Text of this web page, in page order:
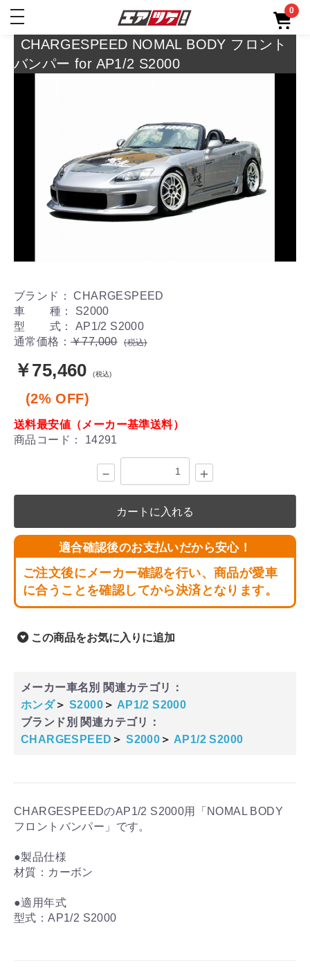
toggle
0
CHARGESPEED NOMAL BODY フロント
バンパー for AP1/2 S2000
ブランド： CHARGESPEED
車 種： S2000
型 式： AP1/2 S2000
通常価格： ￥77,000 (税込)
￥75,460 (税込)
(2% OFF)
送料最安値（メーカー基準送料）
商品コード： 14291
－ ＋
カートに入れる
適合確認後のお支払いだから安心！
ご注文後にメーカー確認を行い、商品が愛車
に合うことを確認してから決済となります。
この商品をお気に入りに追加
メーカー車名別 関連カテゴリ：
ホンダ＞ S2000 ＞ AP1/2 S2000
ブランド別 関連カテゴリ：
CHARGESPEED ＞ S2000 ＞ AP1/2 S2000
CHARGESPEEDのAP1/2 S2000用「NOMAL BODY
フロントバンパー」です。
●製品仕様
材質：カーボン
●適用年式
型式：AP1/2 S2000